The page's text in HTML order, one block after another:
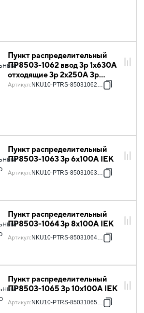
Пункт распределительный
ПР8503-1062 ввод 3p 1х630А
отходящие 3p 2х250А 3p
8х100А IEK
Артикул: NKU10-PTRS-85031062-01
Пункт распределительный
ПР8503-1063 3p 6х100А IEK
Артикул: NKU10-PTRS-85031063-01
Пункт распределительный
ПР8503-1064 3p 8х100А IEK
Артикул: NKU10-PTRS-85031064-01
Пункт распределительный
ПР8503-1065 3p 10х100А IEK
Артикул: NKU10-PTRS-85031065-01